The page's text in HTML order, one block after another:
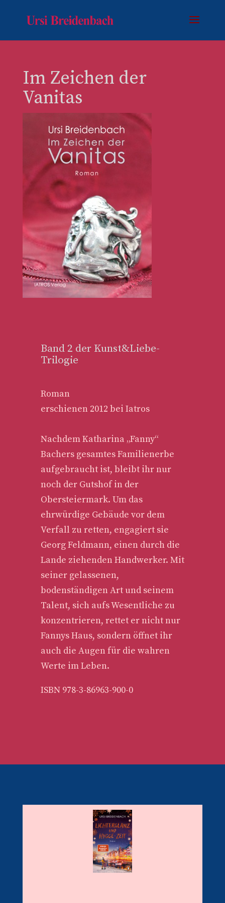
Im Zeichen der
Vanitas
Band 2 der Kunst&Liebe-
Trilogie
Roman
erschienen 2012 bei Iatros
Nachdem Katharina „Fanny“
Bachers gesamtes Familienerbe
aufgebraucht ist, bleibt ihr nur
noch der Gutshof in der
Obersteiermark. Um das
ehrwürdige Gebäude vor dem
Verfall zu retten, engagiert sie
Georg Feldmann, einen durch die
Lande ziehenden Handwerker. Mit
seiner gelassenen,
bodenständigen Art und seinem
Talent, sich aufs Wesentliche zu
konzentrieren, rettet er nicht nur
Fannys Haus, sondern öffnet ihr
auch die Augen für die wahren
Werte im Leben.
ISBN 978-3-86963-900-0